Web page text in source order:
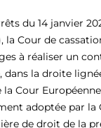
du 14 janvier
la Cour de
à réaliser un
la droite
Cour
adoptée par la
de droit de la